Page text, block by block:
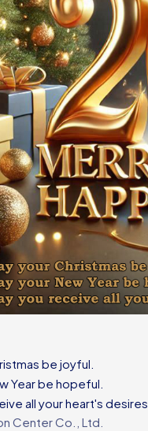
be joyful.
Year be hopeful.
all your heart's desires.
Center Co., Ltd.